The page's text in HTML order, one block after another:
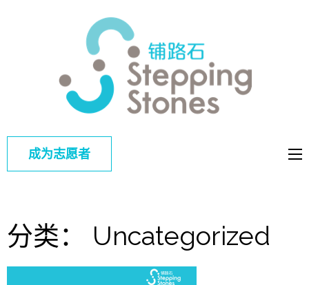
铺路
石
成为志愿者
分类： Uncategorized